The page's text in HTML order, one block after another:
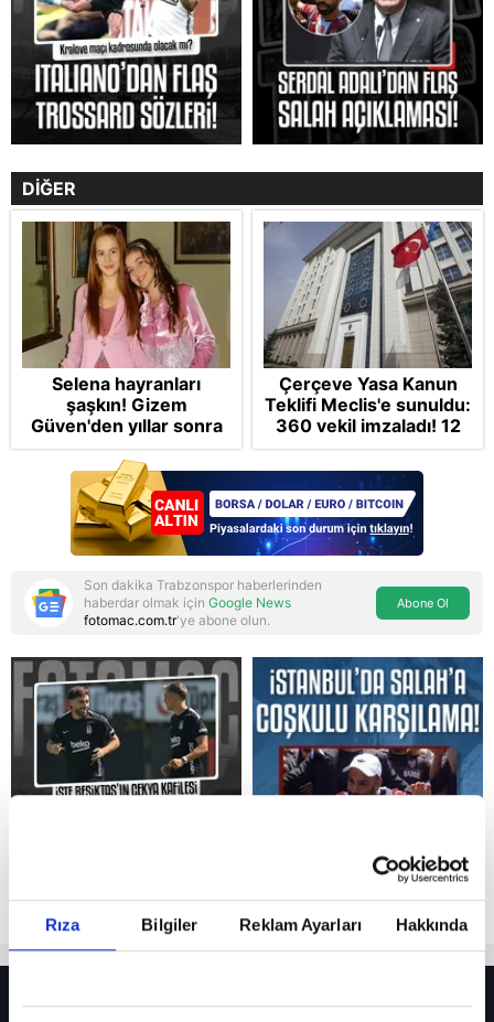
Rıza Bilgiler Reklam Ayarları Hakkında
Reddet
DİĞER
Selena hayranları
şaşkın! Gizem
Güven'den yıllar sonra
gelen Cansu Demirci
itirafı! "Konuşmuyoruz"
Çerçeve Yasa Kanun
Teklifi Meclis'e sunuldu:
360 vekil imzaladı! 12
maddede tüm detaylar
Takvim'de: Silah
bırakmada tespit ve
teyit MGK'da
Son dakika Trabzonspor haberlerinden
haberdar olmak için Google News
fotomac.com.tr'ye abone olun.
Abone Ol